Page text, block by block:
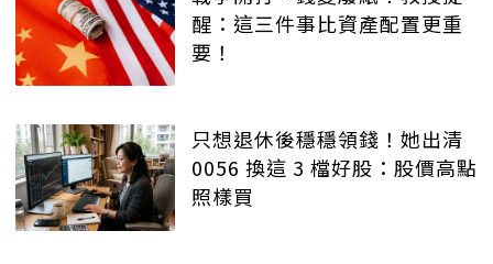
醒：這三件事比資產配置更重
要！
只想退休後穩穩領錢！她出清
0056 換這 3 檔好股：股價高點
照樣買